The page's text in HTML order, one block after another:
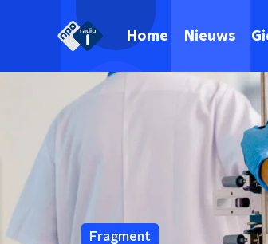
Home Nieuws
Fragment